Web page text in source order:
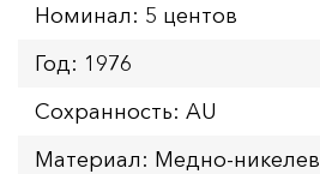
Номинал: 5 центов
Год: 1976
Сохранность: AU
Материал: Медно-